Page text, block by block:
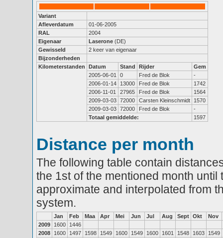
Variant
Afleverdatum
01-06-2005
RAL
2004
Eigenaar
Laserone (DE)
Gewisseld
2 keer van eigenaar
Bijzonderheden
Kilometerstanden
Datum Stand Rijder
Gem
2005-06-01
0 Fred de Blok
-
2006-01-14
13000 Fred de Blok
1742
2006-11-01
27965 Fred de Blok
1564
2009-03-03 72000 Carsten Kleinschmidt
1570
2009-03-03 72000 Fred de Blok
-
Totaal gemiddelde:
1597
Distance per month
The following table contain
the 1st of the mentioned month
approximate and interpolated from
system.
Jan Feb Maa Apr Mei Jun Jul Aug Sept Okt
Nov
2009
1600
1446
2008
1600 1497 1598 1549 1600 1549 1600 1601 1548 1603
1549